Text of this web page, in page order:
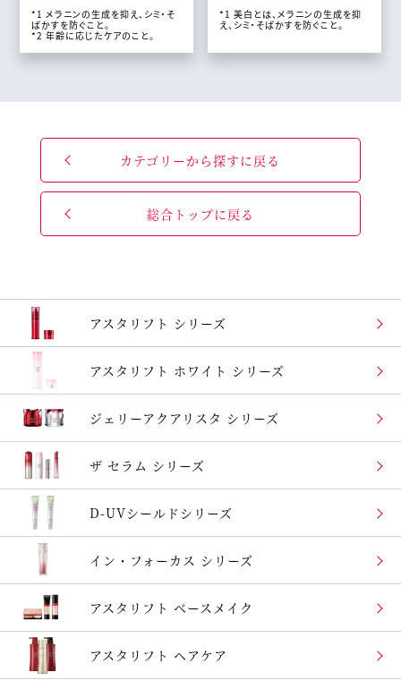
*1 メラニンの生成を抑え、シミ・そ
ばかすを防ぐこと。
*2 年齢に応じたケアのこと。
*1 美白とは、メラニンの生成を抑
え、シミ・そばかすを防ぐこと。
カテゴリーから探すに戻る
総合トップに戻る
アスタリフト シリーズ
アスタリフト ホワイト シリーズ
ジェリーアクアリスタ シリーズ
ザ セラム シリーズ
D-UVシールドシリーズ
イン・フォーカス シリーズ
アスタリフト ベースメイク
アスタリフト ヘアケア